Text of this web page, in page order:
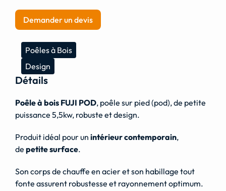
Demander un devis
Poêles à Bois
Design
Détails
Poêle à bois FUJI POD, poêle sur pied (pod), de petite
puissance 5,5kw, robuste et design.
Produit idéal pour un intérieur contemporain,
de petite surface.
Son corps de chauffe en acier et son habillage tout
fonte assurent robustesse et rayonnement optimum.